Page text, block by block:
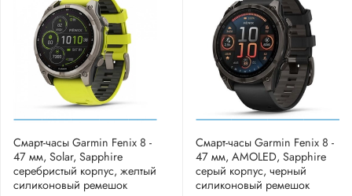
Смарт-часы Garmin Fenix 8 -
47 мм, Solar, Sapphire
серебристый корпус, желтый
силиконовый ремешок
Смарт-часы Garmin Fenix 8 -
47 мм, AMOLED, Sapphire
серый корпус, черный
силиконовый ремешок